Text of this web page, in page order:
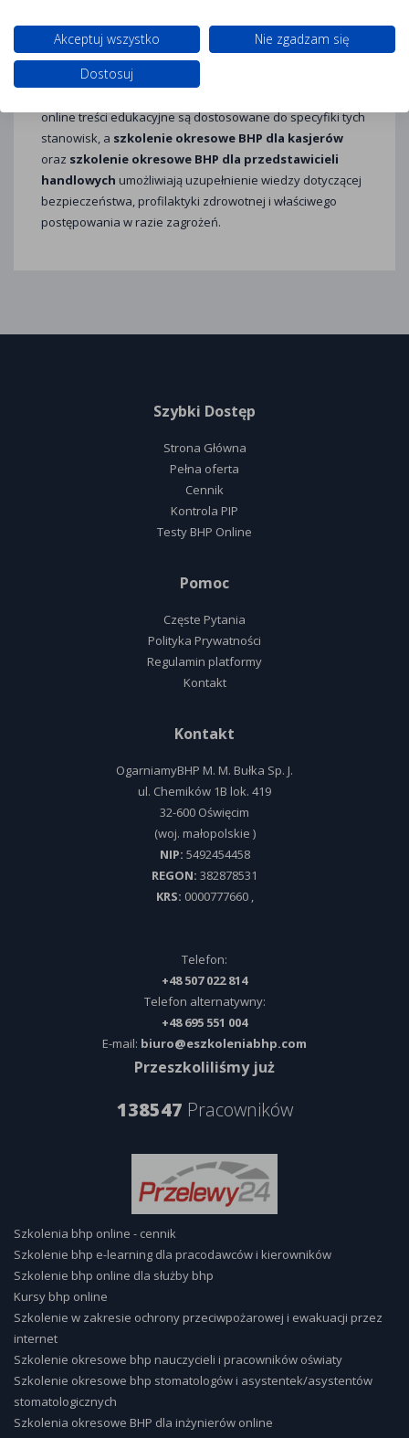
związanych z obsługą klientów. Z kolei przedstawiciele
handlowipracują mobilnie, często przemieszczają się
pojazdami służbowymi i wykonują obowiązki w zmiennych
online treści edukacyjne są dostosowane do specyfiki tych
stanowisk, a szkolenie okresowe BHP dla kasjerów
oraz szkolenie okresowe BHP dla przedstawicieli
handlowych umożliwiają uzupełnienie wiedzy dotyczącej
bezpieczeństwa, profilaktyki zdrowotnej i właściwego
postępowania w razie zagrożeń.
Szybki Dostęp
Strona Główna
Pełna oferta
Cennik
Kontrola PIP
Testy BHP Online
Pomoc
Częste Pytania
Polityka Prywatności
Regulamin platformy
Kontakt
Kontakt
OgarniamyBHP M. M. Bułka Sp. J.
ul. Chemików 1B lok. 419
32-600 Oświęcim
(woj. małopolskie )
NIP: 5492454458
REGON: 382878531
KRS: 0000777660,
Telefon:
+48 507 022 814
Telefon alternatywny:
+48 695 551 004
E-mail: biuro@eszkoleniabhp.com
Przeszkoliliśmy już
138547 Pracowników
Szkolenia bhp online - cennik
Szkolenie bhp e-learning dla pracodawców i kierowników
Szkolenie bhp online dla służby bhp
Kursy bhp online
Szkolenie w zakresie ochrony przeciwpożarowej i ewakuacji przez
internet
Szkolenie okresowe bhp nauczycieli i pracowników oświaty
Szkolenie okresowe bhp stomatologów i asystentek/asystentów
stomatologicznych
Szkolenia okresowe BHP dla inżynierów online
Akceptuj wszystko
Nie zgadzam się
Dostosuj